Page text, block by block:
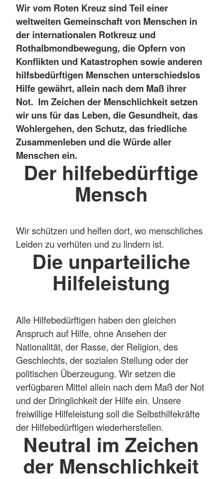
Wir vom Roten Kreuz sind Teil einer
weltweiten Gemeinschaft von Menschen in
der internationalen Rotkreuz und
Rothalbmondbewegung, die Opfern von
Konflikten und Katastrophen sowie anderen
hilfsbedürftigen Menschen unterschiedslos
Hilfe gewährt, allein nach dem Maß ihrer
Not. Im Zeichen der Menschlichkeit setzen
wir uns für das Leben, die Gesundheit, das
Wohlergehen, den Schutz, das friedliche
Zusammenleben und die Würde aller
Menschen ein.
Der hilfebedürftige
Mensch
Wir schützen und helfen dort, wo menschliches
Leiden zu verhüten und zu lindern ist.
Die unparteiliche
Hilfeleistung
Alle Hilfebedürftigen haben den gleichen
Anspruch auf Hilfe, ohne Ansehen der
Nationalität, der Rasse, der Religion, des
Geschlechts, der sozialen Stellung oder der
politischen Überzeugung. Wir setzen die
verfügbaren Mittel allein nach dem Maß der Not
und der Dringlichkeit der Hilfe ein. Unsere
freiwillige Hilfeleistung soll die Selbsthilfekräfte
der Hilfebedürftigen wiederherstellen.
Neutral im Zeichen
der Menschlichkeit